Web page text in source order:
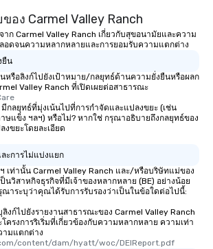
อง Carmel Valley Ranch
ก Carmel Valley Ranch เกี่ยวกับสุขอนามัยและความ
อดจนความหลากหลายและการยอมรับความแตกต่าง
ยืน
หรือลิงก์ไปยังเป้าหมาย/กลยุทธ์ด้านความยั่งยืนหรือผลก
Valley Ranch ที่เปิดเผยต่อสาธารณะ
กลยุทธ์ที่มุ่งเน้นไปที่การกำจัดและแปลงขยะ (เช่น
ษแข็ง ฯลฯ) หรือไม่? หากใช่ กรุณาอธิบายถึงกลยุทธ์ของ
ขยะโดยละเอียด
ะการไม่แบ่งแยก
เท่านั้น Carmel Valley Ranch และ/หรือบริษัทแม่ของ
นวิสาหกิจธุรกิจที่มีเจ้าของหลากหลาย (BE) อย่างน้อย
ณาระบุว่าคุณได้รับการรับรองว่าเป็นในข้อใดต่อไปนี้:
งก์ไปยังรายงานสาธารณะของ Carmel Valley Ranch
ครงการริเริ่มที่เกี่ยวข้องกับความหลากหลาย ความเท่า
ามแตกต่าง
content/dam/hyatt/woc/DEIReport.pdf